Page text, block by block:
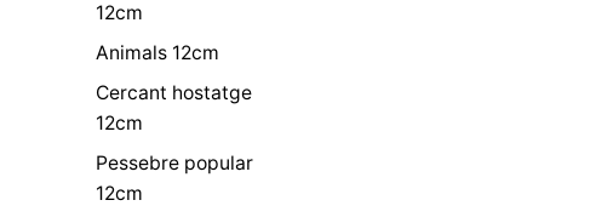
12cm
Animals 12cm
Cercant hostatge
12cm
Pessebre popular
12cm